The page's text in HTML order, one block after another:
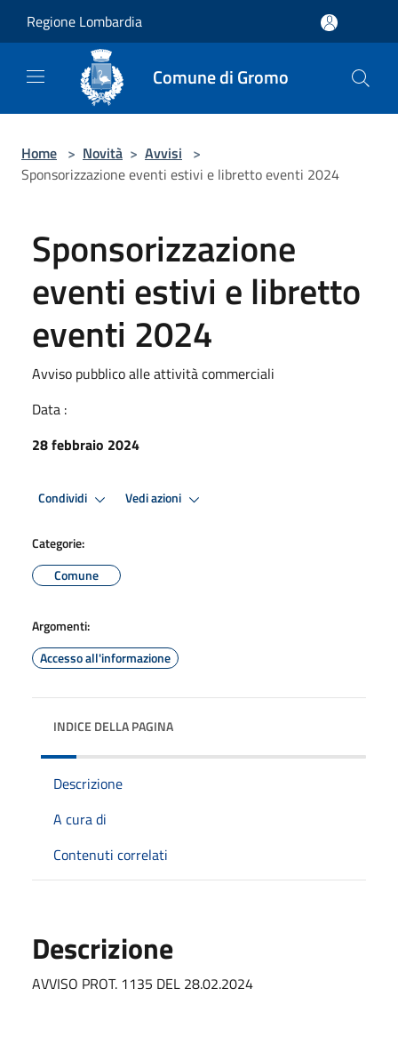
Regione Lombardia
Comune di Gromo
Home > Novità > Avvisi >
Sponsorizzazione eventi estivi e libretto eventi 2024
Sponsorizzazione
eventi estivi e libretto
eventi 2024
Avviso pubblico alle attività commerciali
Data :
28 febbraio 2024
Condividi Vedi azioni
Categorie:
Comune
Argomenti:
Accesso all'informazione
INDICE DELLA PAGINA
Descrizione
A cura di
Contenuti correlati
Descrizione
AVVISO PROT. 1135 DEL 28.02.2024